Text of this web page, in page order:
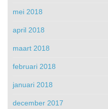
mei 2018
april 2018
maart 2018
februari 2018
januari 2018
december 2017